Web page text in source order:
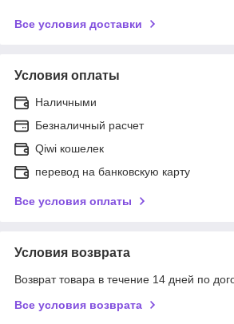
Все условия доставки
Условия оплаты
Наличными
Безналичный расчет
Qiwi кошелек
перевод на банковскую карту
Все условия оплаты
Условия возврата
Возврат товара в течение 14 дней по
Все условия возврата